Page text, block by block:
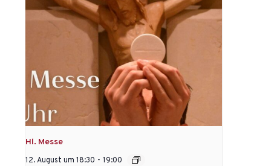
Hl. Messe
12. August um 18:30 - 19:00